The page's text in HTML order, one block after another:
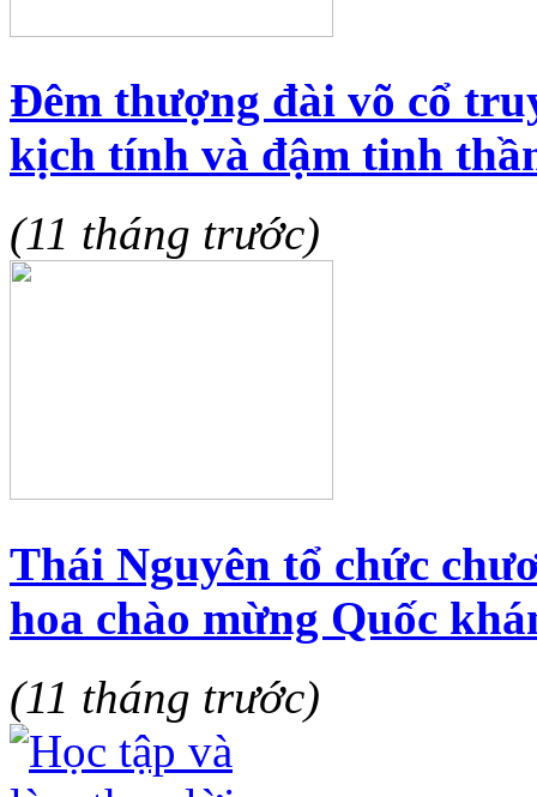
Đêm thượng đài võ cổ
kịch tính và đậm tinh
(11 tháng trước)
Thái Nguyên tổ chức
hoa chào mừng Quốc
(11 tháng trước)